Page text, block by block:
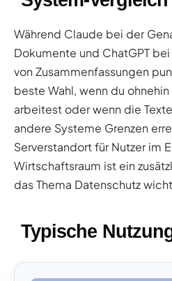
Während Claude bei der
Dokumente und ChatGPT
von Zusammenfassungen
beste Wahl, wenn du
arbeitest oder wenn die
andere Systeme Grenzen
Serverstandort für Nutzer im
Wirtschaftsraum ist ein
das Thema Datenschutz
Typische